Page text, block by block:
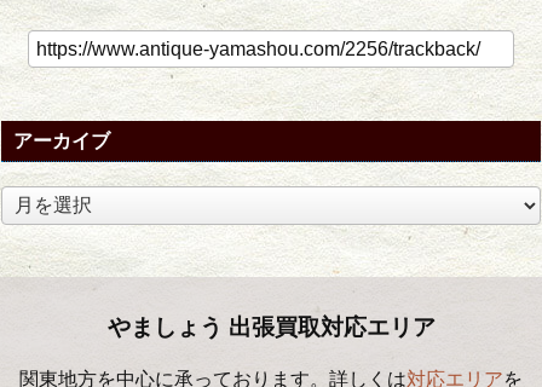
アーカイブ
ア
ー
カ
イ
やましょう 出張買取対応エリア
関東地方を中心に承っております。詳しくは対応エリアを